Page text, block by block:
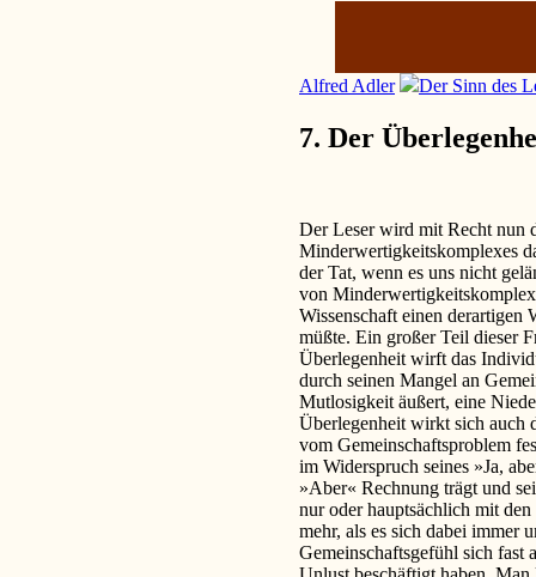
Alfred Adler Der Sinn des
7. Der
Der Leser wird mit Recht nun
Minderwertigkeitskomplexes
der Tat, wenn es uns nicht
von
Wissenschaft einen derartigen
müßte. Ein großer Teil dieser
Überlegenheit wirft das
durch seinen Mangel an
Mutlosigkeit äußert, eine
Überlegenheit wirkt sich auch
vom Gemeinschaftsproblem
im Widerspruch seines »Ja,
»Aber« Rechnung trägt und
nur oder hauptsächlich mit
mehr, als es sich dabei immer
Gemeinschaftsgefühl sich fast